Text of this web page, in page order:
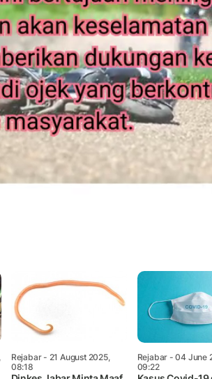
Rejabar- 21 August 2025,
08:18
Rejabar - 04 June
09:22